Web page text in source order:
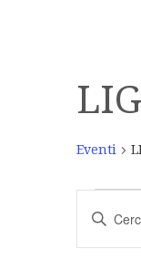
Eventi
Eventi
Inserisci
Parola
Chiave.